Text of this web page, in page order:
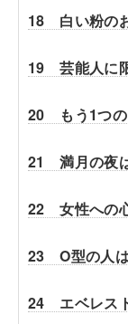
18 白い粉の
19 芸能人に
20 もう1つの
21 満月の夜
22 女性への
23 O型の人
24 エベレス